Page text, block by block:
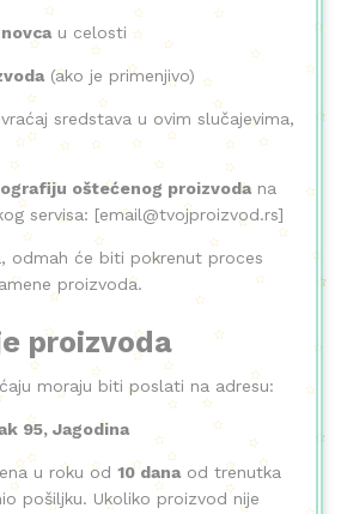
u celosti
(ako je primenjivo)
sredstava u ovim slučajevima,
oštećenog proizvoda na
servisa: [email@tvojproizvod.rs]
odmah će biti pokrenut proces
proizvoda.
proizvoda
moraju biti poslati na adresu:
95, Jagodina
u roku od 10 dana od trenutka
pošiljku. Ukoliko proizvod nije